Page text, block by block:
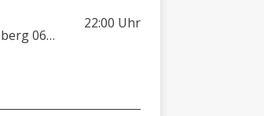
TSV Bigge-Olsberg 06/08
22:00 Uhr